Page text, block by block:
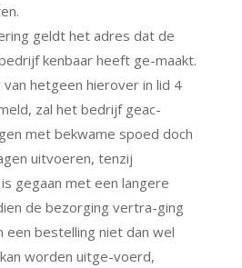
geldt het adres dat de
kenbaar heeft ge-maakt.
hetgeen hierover in lid 4
zal het bedrijf geac-
met bekwame spoed doch
uitvoeren, tenzij
gegaan met een langere
de bezorging vertra-ging
een bestelling niet dan wel
worden uitge-voerd,